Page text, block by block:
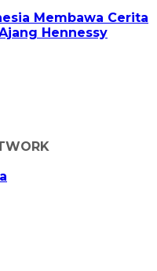
Membawa Cerita
Hennessy